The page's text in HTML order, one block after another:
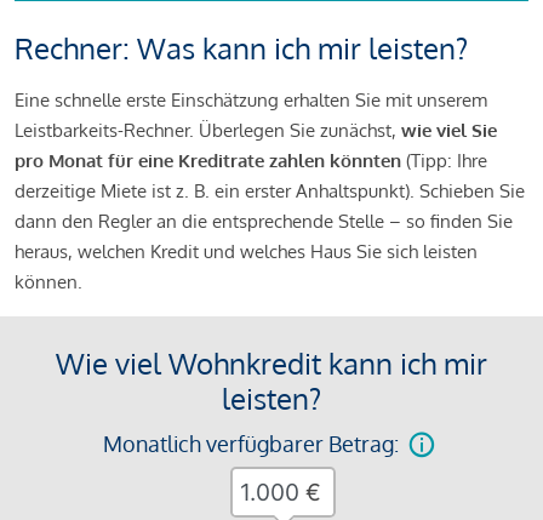
Rechner: Was kann ich mir leisten?
Eine schnelle erste Einschätzung erhalten Sie mit unserem
Leistbarkeits-Rechner. Überlegen Sie zunächst, wie viel Sie
pro Monat für eine Kreditrate zahlen könnten (Tipp: Ihre
derzeitige Miete ist z. B. ein erster Anhaltspunkt). Schieben Sie
dann den Regler an die entsprechende Stelle – so finden Sie
heraus, welchen Kredit und welches Haus Sie sich leisten
können.
Wie viel Wohnkredit kann ich mir
leisten?
Monatlich verfügbarer Betrag:
€